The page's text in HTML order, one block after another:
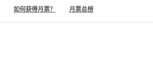
如何获得月票？ 月票总榜